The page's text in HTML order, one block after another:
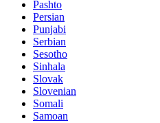
Pashto
Persian
Punjabi
Serbian
Sesotho
Sinhala
Slovak
Slovenian
Somali
Samoan